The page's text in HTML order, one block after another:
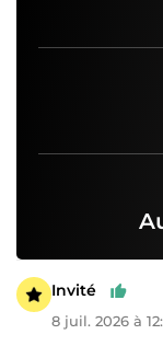
Invité
8 juil. 2026 à